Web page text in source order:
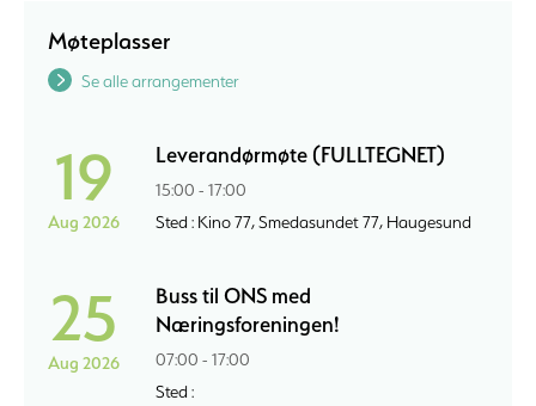
Møteplasser
Se alle arrangementer
19
Aug 2026
Leverandørmøte (FULLTEGNET)
15:00 - 17:00
Sted : Kino 77, Smedasundet 77, Haugesund
25
Aug 2026
Buss til ONS med
Næringsforeningen!
07:00 - 17:00
Sted :